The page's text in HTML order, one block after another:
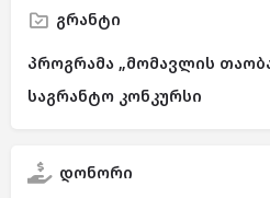
გრანტი
პროგრამა „მომავლის
საგრანტო კონკურსი
დონორი